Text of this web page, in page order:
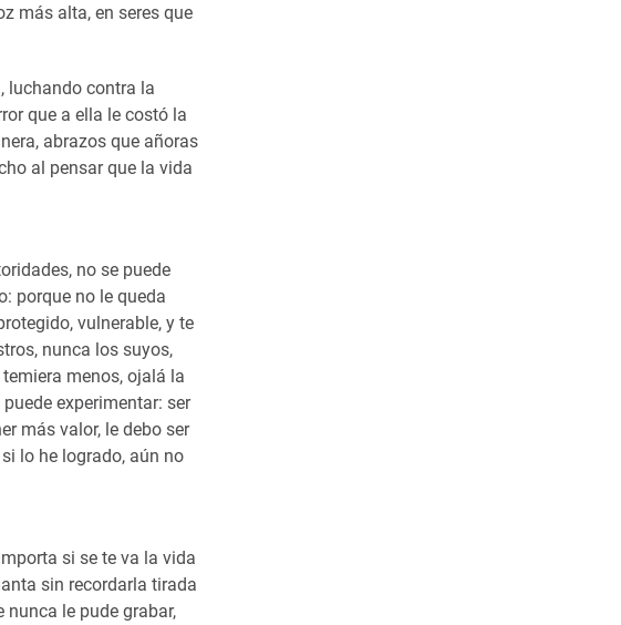
más alta, en seres que
luchando contra la
que a ella le costó la
abrazos que añoras
al pensar que la vida
no se puede
porque no le queda
vulnerable, y te
nunca los suyos,
menos, ojalá la
experimentar: ser
más valor, le debo ser
lo he logrado, aún no
si se te va la vida
sin recordarla tirada
le pude grabar,